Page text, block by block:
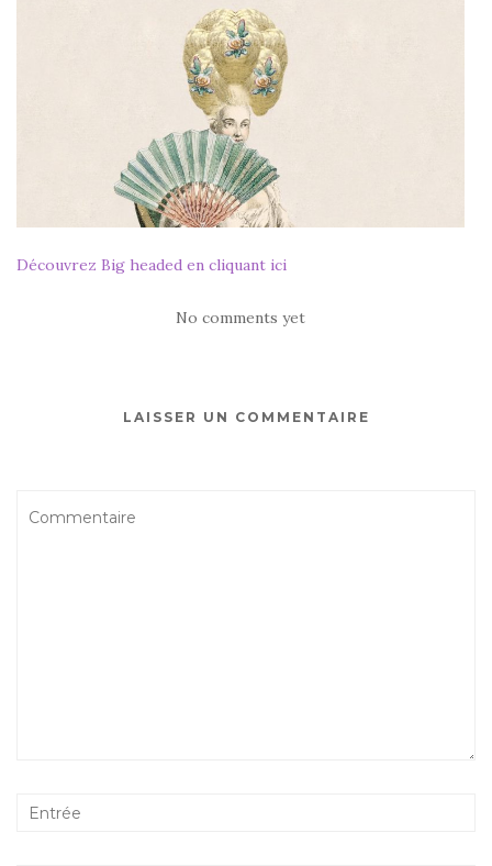
Découvrez Big headed en cliquant ici
No comments yet
LAISSER UN COMMENTAIRE